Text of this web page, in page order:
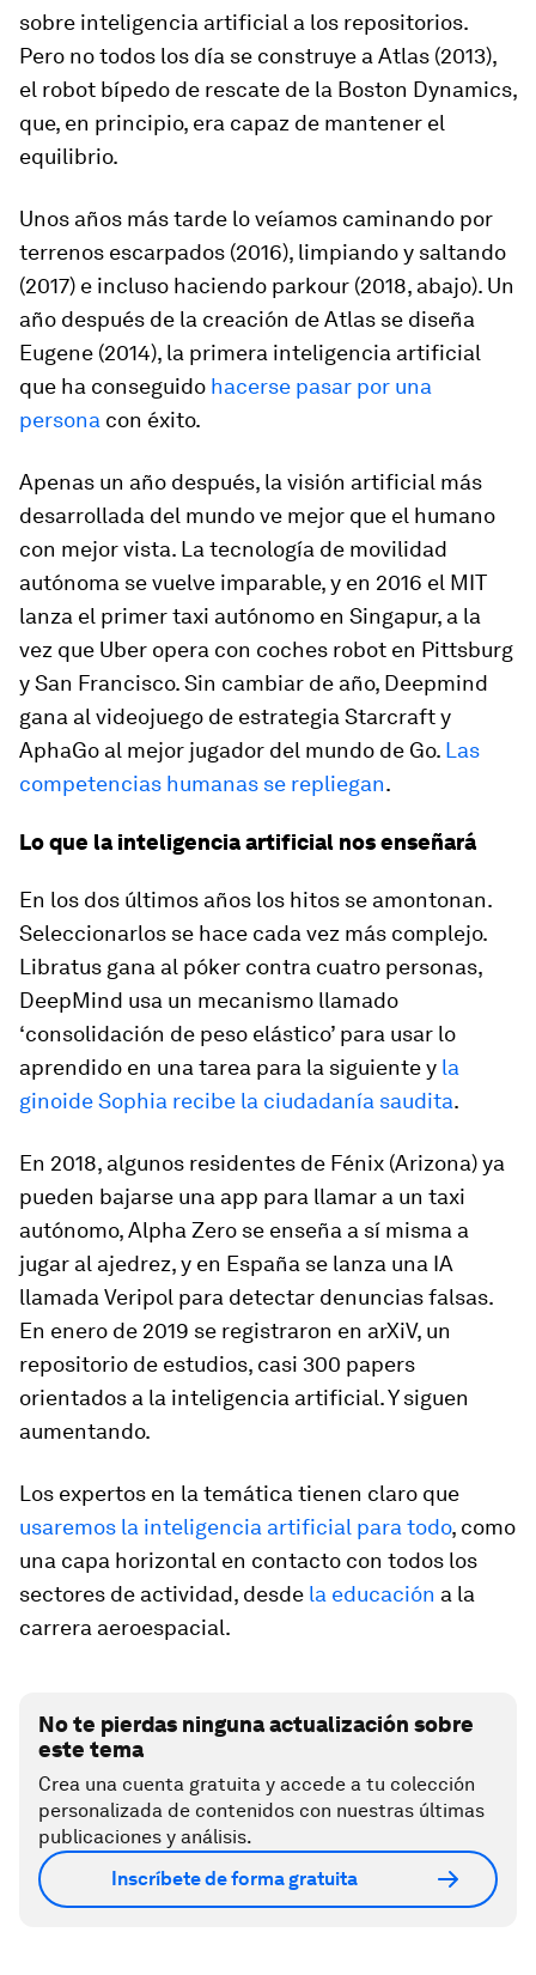
sobre inteligencia artificial a los repositorios.
Pero no todos los día se construye a Atlas (2013),
el robot bípedo de rescate de la Boston Dynamics,
que, en principio, era capaz de mantener el
equilibrio.
Unos años más tarde lo veíamos caminando por
terrenos escarpados (2016), limpiando y saltando
(2017) e incluso haciendo parkour (2018, abajo). Un
año después de la creación de Atlas se diseña
Eugene (2014), la primera inteligencia artificial
que ha conseguido hacerse pasar por una
persona con éxito.
Apenas un año después, la visión artificial más
desarrollada del mundo ve mejor que el humano
con mejor vista. La tecnología de movilidad
autónoma se vuelve imparable, y en 2016 el MIT
lanza el primer taxi autónomo en Singapur, a la
vez que Uber opera con coches robot en Pittsburg
y San Francisco. Sin cambiar de año, Deepmind
gana al videojuego de estrategia Starcraft y
AphaGo al mejor jugador del mundo de Go. Las
competencias humanas se repliegan.
Lo que la inteligencia artificial nos enseñará
En los dos últimos años los hitos se amontonan.
Seleccionarlos se hace cada vez más complejo.
Libratus gana al póker contra cuatro personas,
DeepMind usa un mecanismo llamado
‘consolidación de peso elástico’ para usar lo
aprendido en una tarea para la siguiente y la
ginoide Sophia recibe la ciudadanía saudita.
En 2018, algunos residentes de Fénix (Arizona) ya
pueden bajarse una app para llamar a un taxi
autónomo, Alpha Zero se enseña a sí misma a
jugar al ajedrez, y en España se lanza una IA
llamada Veripol para detectar denuncias falsas.
En enero de 2019 se registraron en arXiV, un
repositorio de estudios, casi 300 papers
orientados a la inteligencia artificial. Y siguen
aumentando.
Los expertos en la temática tienen claro que
usaremos la inteligencia artificial para todo, como
una capa horizontal en contacto con todos los
sectores de actividad, desde la educación a la
carrera aeroespacial.
No te pierdas ninguna actualización sobre
este tema
Crea una cuenta gratuita y accede a tu colección
personalizada de contenidos con nuestras últimas
publicaciones y análisis.
Inscríbete de forma gratuita